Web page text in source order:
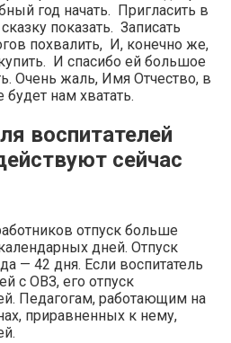
год начать. Пригласить в
показать. Записать
похвалить, И, конечно же,
И спасибо ей большое
Очень жаль, Имя Отчество, в
нам хватать.
воспитателей
сейчас
отпуск больше
дней. Отпуск
— 42 дня. Если воспитатель
с ОВЗ, его отпуск
Педагогам, работающим на
приравненных к нему,